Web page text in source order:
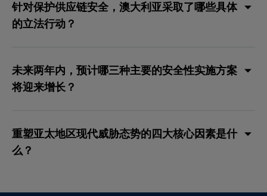
针对保护供应链安全，澳大利亚采取了哪些具体
的立法行动？
未来两年内，预计哪三种主要的安全性实施方案
将迎来增长？
重塑亚太地区现代威胁态势的四大核心因素是什
么？